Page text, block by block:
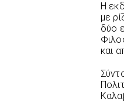
Η
με
δύο
και